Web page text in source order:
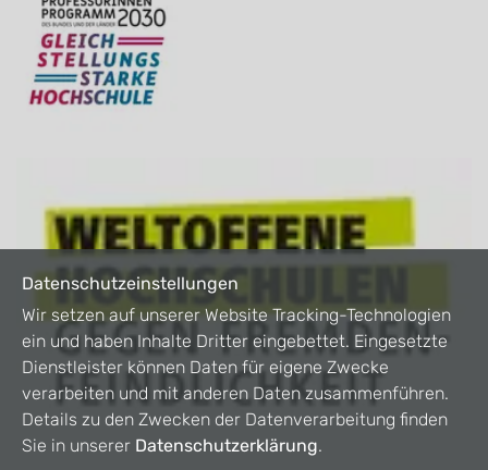
Datenschutzeinstellungen
Wir setzen auf unserer Website Tracking-Technologien
ein und haben Inhalte Dritter eingebettet. Eingesetzte
Dienstleister können Daten für eigene Zwecke
verarbeiten und mit anderen Daten zusammenführen.
Details zu den Zwecken der Datenverarbeitung finden
Sie in unserer Datenschutzerklärung.